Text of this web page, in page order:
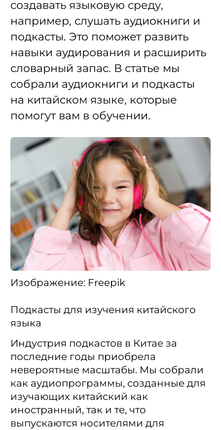
создавать языковую среду,
например, слушать аудиокниги и
подкасты. Это поможет развить
навыки аудирования и расширить
словарный запас. В статье мы
собрали аудиокниги и подкасты
на китайском языке, которые
помогут вам в обучении.
Изображение: Freepik
Подкасты для изучения китайского
языка
Индустрия подкастов в Китае за
последние годы приобрела
невероятные масштабы. Мы собрали
как аудиопрограммы, созданные для
изучающих китайский как
иностранный, так и те, что
выпускаются носителями для